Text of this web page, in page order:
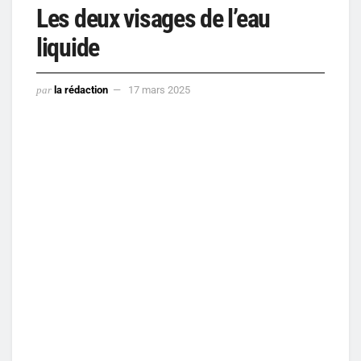
Les deux visages de l’eau
liquide
par la rédaction 17 mars 2025